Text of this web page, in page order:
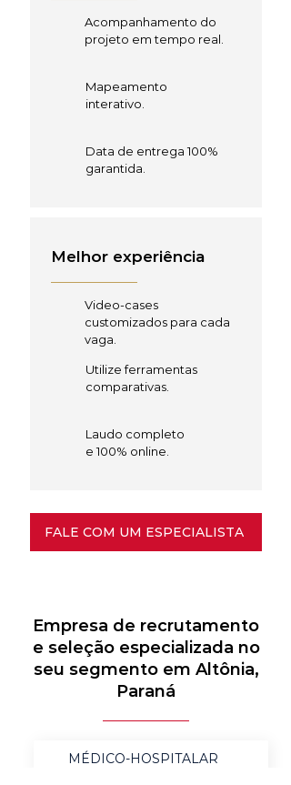
Acompanhamento do
projeto em tempo real.
Mapeamento
interativo.
Data de entrega 100%
garantida.
Melhor experiência
Video-cases
customizados para cada
vaga.
Utilize ferramentas
comparativas.
Laudo completo
e 100% online.
FALE COM UM ESPECIALISTA
Empresa de recrutamento
e seleção especializada no
seu segmento em Altônia,
Paraná
MÉDICO-HOSPITALAR